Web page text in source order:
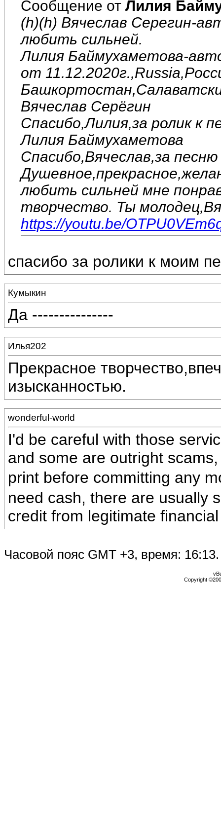
Сообщение от Лилия
(h)(h) Вячеслав Серегин-
любить сильней.
Лилия Баймухаметова-
от
Вячеслав Серёгин
Спасибо,Лилия,за ролик к
Лилия Баймухаметова
Спасибо,Вячеслав,за песню
любить сильней мне
творчество. Ты
https://youtu.be/
спасибо за ролики к моим
Кумыкин
Да ---------------
Илья202
Прекрасное
изысканностью.
wonderful-world
I'd be careful with those
and some are outright
print before committing any
need cash, there are usually
credit from legitimate
Часовой пояс GMT +3, время: 16:13.
Copyright